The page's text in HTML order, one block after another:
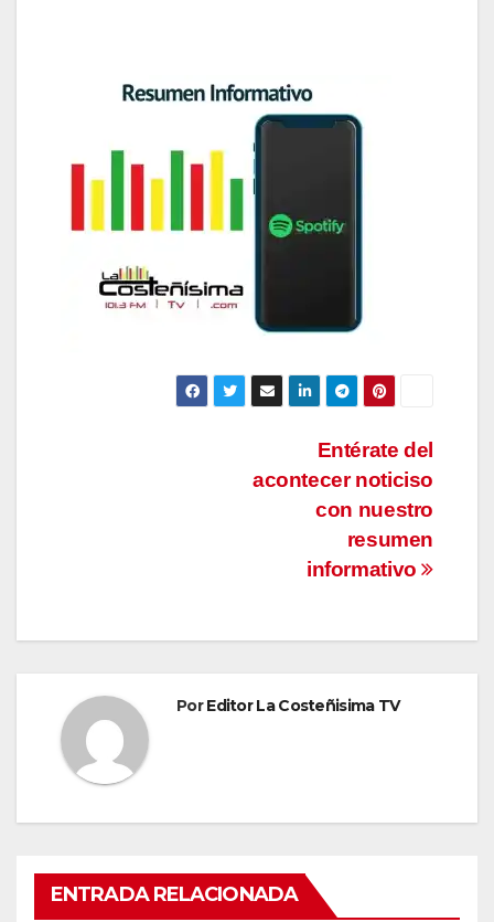
Entérate del
acontecer noticiso
con nuestro
resumen
informativo
PorEditor La Costeñisima TV
ENTRADA RELACIONADA